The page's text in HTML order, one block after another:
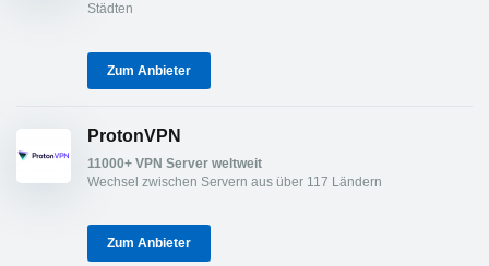
Städten
Zum Anbieter
ProtonVPN
11000+ VPN Server weltweit
Wechsel zwischen Servern aus über 117 Ländern
Zum Anbieter